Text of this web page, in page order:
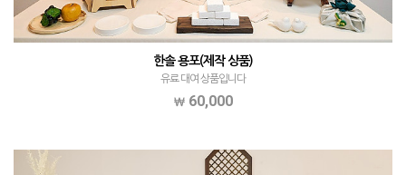
한솔 용포(제작 상품)
유료 대여 상품입니다
60,000